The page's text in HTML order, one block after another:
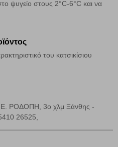
ψυγείο στους 2°C-6°C και να
του κατσικίσιου
ΡΟΔΟΠΗ, 3ο χλμ Ξάνθης -
26525,